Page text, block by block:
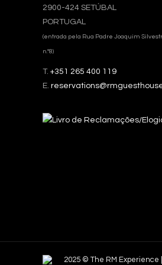
2900-424 SETÚBAL
PORTUGAL
(entrada pela Rua Padre Joaquim
n.º8)
T. +351 265 400 119
E.
2025 © The RM Experience |